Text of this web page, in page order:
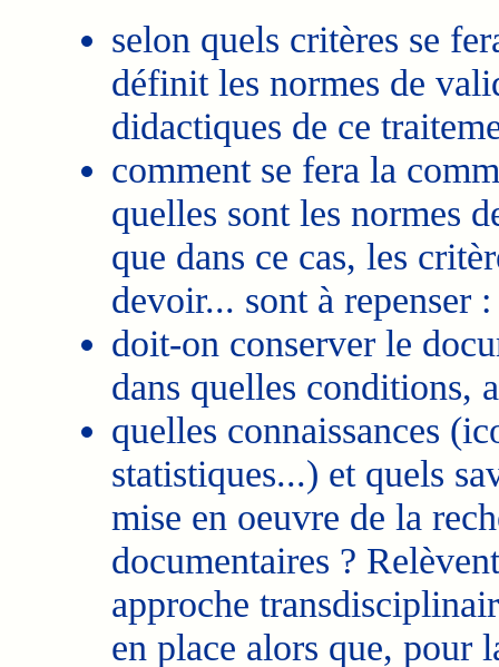
selon quels critères se
définit les normes de
didactiques de ce
comment se fera la
quelles sont les normes
que dans ce cas, les
devoir... sont à repenser :
doit-on conserver le
dans quelles conditions,
quelles connaissances
statistiques...) et quels
mise en oeuvre de la
documentaires ?
approche
en place alors que, pour